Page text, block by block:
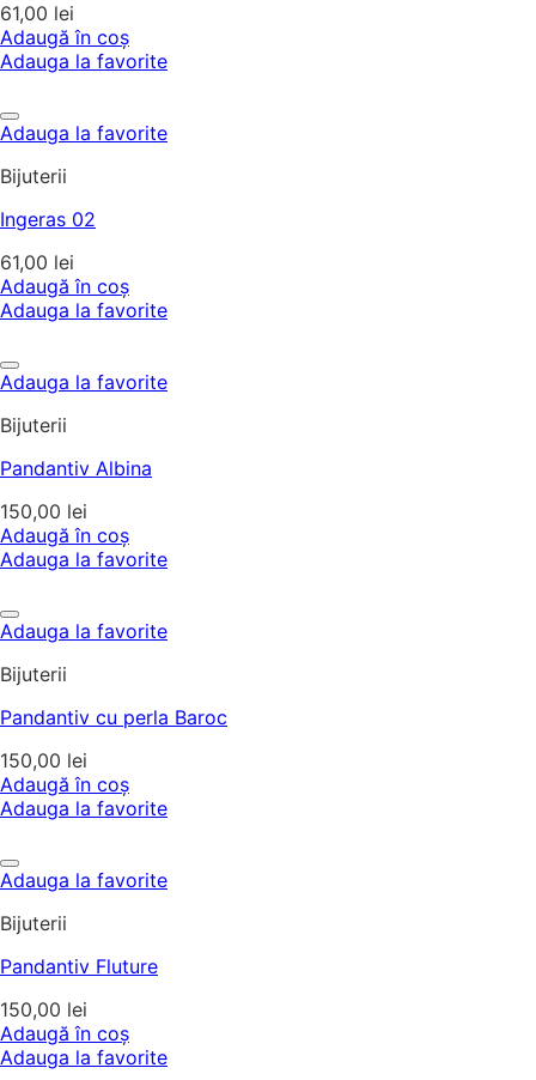
61,00 lei
Adaugă în coș
Adauga la favorite
Adauga la favorite
Bijuterii
Ingeras 02
61,00 lei
Adaugă în coș
Adauga la favorite
Adauga la favorite
Bijuterii
Pandantiv Albina
150,00 lei
Adaugă în coș
Adauga la favorite
Adauga la favorite
Bijuterii
Pandantiv cu perla Baroc
150,00 lei
Adaugă în coș
Adauga la favorite
Adauga la favorite
Bijuterii
Pandantiv Fluture
150,00 lei
Adaugă în coș
Adauga la favorite